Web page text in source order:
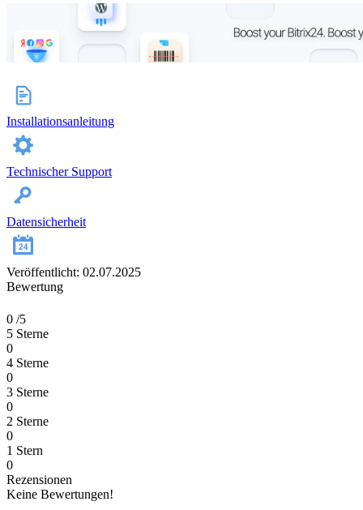
Installationsanleitung
Technischer Support
Datensicherheit
Veröffentlicht: 02.07.2025
Bewertung
0 /5
5 Sterne
0
4 Sterne
0
3 Sterne
0
2 Sterne
0
1 Stern
0
Rezensionen
Keine Bewertungen!